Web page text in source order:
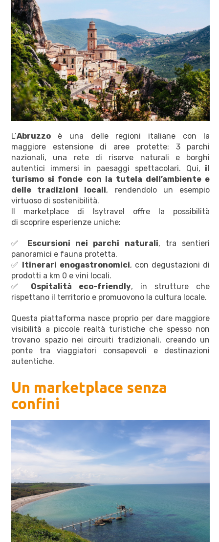
L’Abruzzoè una delle regioni italiane con la
maggiore estensione di aree protette: 3 parchi
nazionali, una rete di riserve naturali e borghi
autentici immersi in paesaggi spettacolari. Qui, il
turismo si fonde con la tutela dell’ambiente e
delle tradizioni locali, rendendolo un esempio
virtuoso di sostenibilità.
Il marketplace di Isytravel offre la possibilità
di scoprire esperienze uniche:
✅ Escursioni nei parchi naturali, tra sentieri
panoramici e fauna protetta.
✅
Itinerari enogastronomici, con degustazioni di
prodotti a km 0 e vini locali.
✅ Ospitalità eco-friendly, in strutture che
rispettano il territorio e promuovono la cultura locale.
Questa piattaforma nasce proprio per dare maggiore
visibilità a piccole realtà turistiche che spesso non
trovano spazio nei circuiti tradizionali, creando un
ponte tra viaggiatori consapevoli e destinazioni
autentiche.
Un marketplace senza
confini